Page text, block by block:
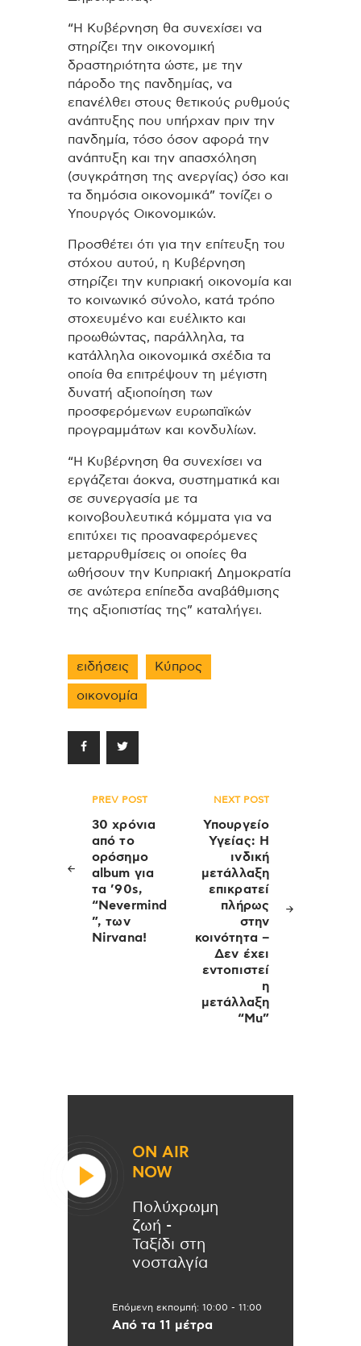
“Η Κυβέρνηση θα συνεχίσει να
στηρίζει την οικονομική
δραστηριότητα ώστε, με την
πάροδο της πανδημίας, να
επανέλθει στους θετικούς ρυθμούς
ανάπτυξης που υπήρχαν πριν την
πανδημία, τόσο όσον αφορά την
ανάπτυξη και την απασχόληση
(συγκράτηση της ανεργίας) όσο και
τα δημόσια οικονομικά” τονίζει ο
Υπουργός Οικονομικών.
Προσθέτει ότι για την επίτευξη του
στόχου αυτού, η Κυβέρνηση
στηρίζει την κυπριακή οικονομία και
το κοινωνικό σύνολο, κατά τρόπο
στοχευμένο και ευέλικτο και
προωθώντας, παράλληλα, τα
κατάλληλα οικονομικά σχέδια τα
οποία θα επιτρέψουν τη μέγιστη
δυνατή αξιοποίηση των
προσφερόμενων ευρωπαϊκών
προγραμμάτων και κονδυλίων.
“Η Κυβέρνηση θα συνεχίσει να
εργάζεται άοκνα, συστηματικά και
σε συνεργασία με τα
κοινοβουλευτικά κόμματα για να
επιτύχει τις προαναφερόμενες
μεταρρυθμίσεις οι οποίες θα
ωθήσουν την Κυπριακή Δημοκρατία
σε ανώτερα επίπεδα αναβάθμισης
της αξιοπιστίας της” καταλήγει.
ειδήσεις Κύπρος
οικονομία
Πλοήγηση
άρθρων
PREV POST
30 χρόνια
από το
ορόσημο
album για
τα ’90s,
“Nevermind
”, των
Nirvana!
NEXT POST
Υπουργείο
Υγείας: H
ινδική
μετάλλαξη
επικρατεί
πλήρως
στην
κοινότητα –
Δεν έχει
εντοπιστεί
η
μετάλλαξη
“Mu”
ON AIR
NOW
Πολύχρωμη
ζωή -
Ταξίδι στη
νοσταλγία
Επόμενη εκπομπή: 10:00 - 11:00
Από τα 11 μέτρα